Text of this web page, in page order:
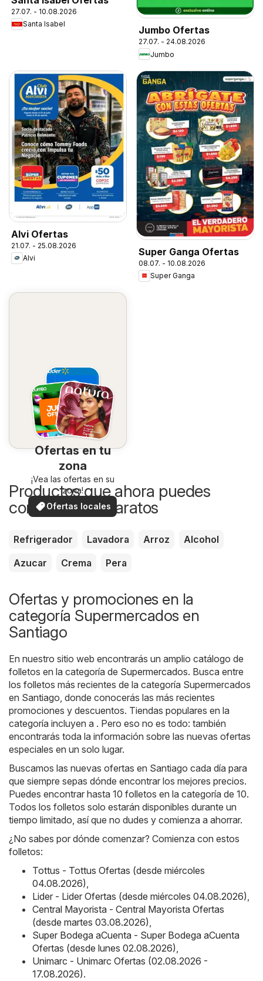
27.07. - 10.08.2026
Santa Isabel
Jumbo Ofertas
27.07. - 24.08.2026
Jumbo
Alvi Ofertas
21.07. - 25.08.2026
Alvi
Super Ganga Ofertas
08.07. - 10.08.2026
Super Ganga
Ofertas en tu
zona
¡Vea las ofertas en su
zona!
Ofertas locales
Productos que ahora puedes
comprar más baratos
Refrigerador Lavadora Arroz
Alcohol
Azucar
Crema Pera
Ofertas y promociones en la
categoría Supermercados en
Santiago
En nuestro sitio web encontrarás un amplio catálogo de
folletos en la categoría de Supermercados. Busca entre
los folletos más recientes de la categoría Supermercados
en Santiago, donde conocerás las más recientes
promociones y descuentos. Tiendas populares en la
categoría incluyen a . Pero eso no es todo: también
encontrarás toda la información sobre las nuevas ofertas
especiales en un solo lugar.
Buscamos las nuevas ofertas en Santiago cada día para
que siempre sepas dónde encontrar los mejores precios.
Puedes encontrar hasta 10 folletos en la categoría de 10.
Todos los folletos solo estarán disponibles durante un
tiempo limitado, así que no dudes y comienza a ahorrar.
¿No sabes por dónde comenzar? Comienza con estos
folletos:
Tottus - Tottus Ofertas (desde miércoles
04.08.2026)
Lider - Lider Ofertas (desde miércoles 04.08.2026)
Central Mayorista - Central Mayorista Ofertas
(desde martes 03.08.2026)
Super Bodega aCuenta - Super Bodega aCuenta
Ofertas (desde lunes 02.08.2026)
Unimarc - Unimarc Ofertas (02.08.2026 -
17.08.2026).